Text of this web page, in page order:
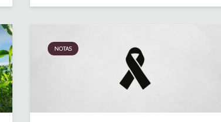
NOTAS